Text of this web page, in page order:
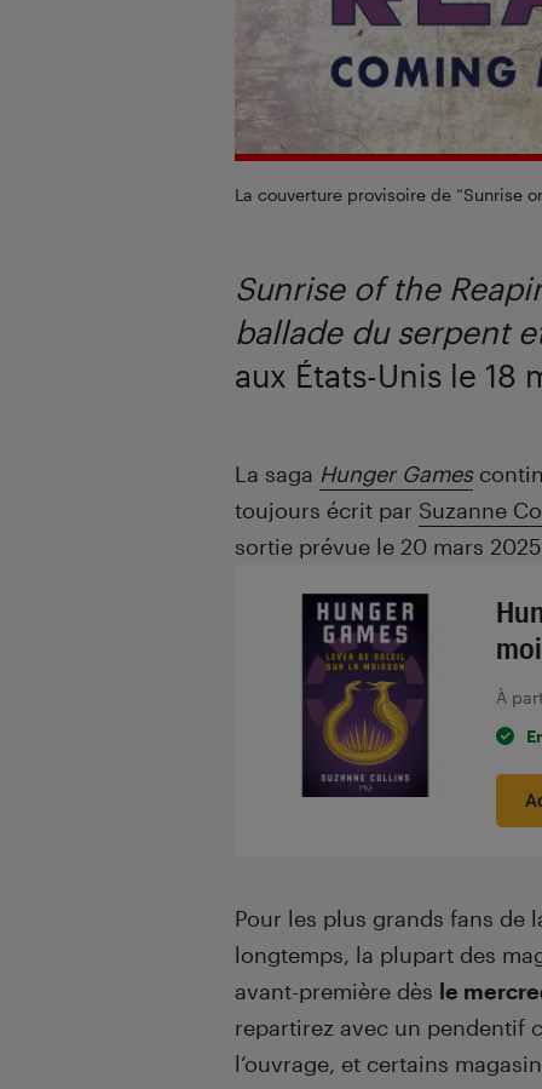
La couverture provisoire de “Sunrise
Sunrise of the
ballade du serpent
aux États-Unis le 18
Introduction
La saga Hunger Games
toujours écrit par Suzanne
sortie prévue le 20 mars
À
Pour les plus grands fans de
longtemps, la plupart des
avant-première dès le
repartirez avec un pendentif
l’ouvrage, et certains